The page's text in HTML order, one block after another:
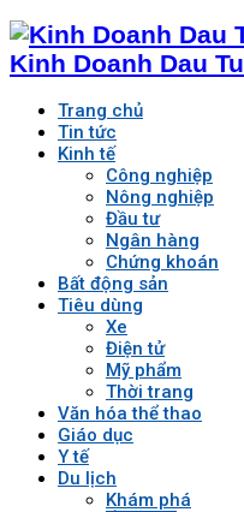
Kinh Doanh Dau Tu
Trang chủ
Tin tức
Kinh tế
Công nghiệp
Nông nghiệp
Đầu tư
Ngân hàng
Chứng khoán
Bất động sản
Tiêu dùng
Xe
Điện tử
Mỹ phẩm
Thời trang
Văn hóa thể thao
Giáo dục
Y tế
Du lịch
Khám phá